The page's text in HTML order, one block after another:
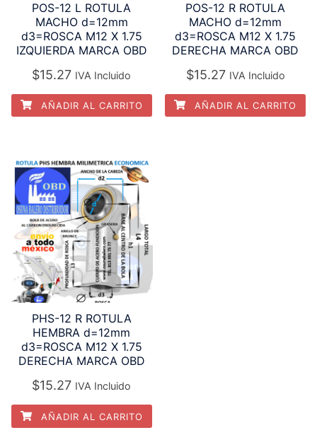
POS-12 L ROTULA
MACHO d=12mm
d3=ROSCA M12 X 1.75
IZQUIERDA MARCA OBD
$15.27 IVA Incluido
AÑADIR AL CARRITO
POS-12 R ROTULA
MACHO d=12mm
d3=ROSCA M12 X 1.75
DERECHA MARCA OBD
$15.27 IVA Incluido
AÑADIR AL CARRITO
PHS-12 R ROTULA
HEMBRA d=12mm
d3=ROSCA M12 X 1.75
DERECHA MARCA OBD
$15.27 IVA Incluido
AÑADIR AL CARRITO